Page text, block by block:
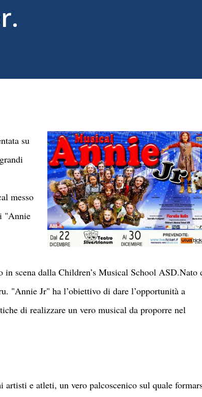
su
messo
"Annie
scena dalla Children’s Musical School ASD.Nato
"Annie Jr" ha l’obiettivo di dare l’opportunità a
di realizzare un vero musical da proporre nel
artisti e atleti, un vero palcoscenico sul quale